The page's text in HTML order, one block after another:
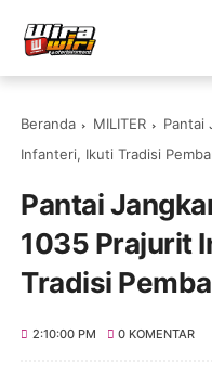
Beranda MILITER
Pantai
Infanteri, Ikuti Tradisi
Pantai
1035 Prajurit
Tradisi
2:10:00 PM 0 KOMENTAR